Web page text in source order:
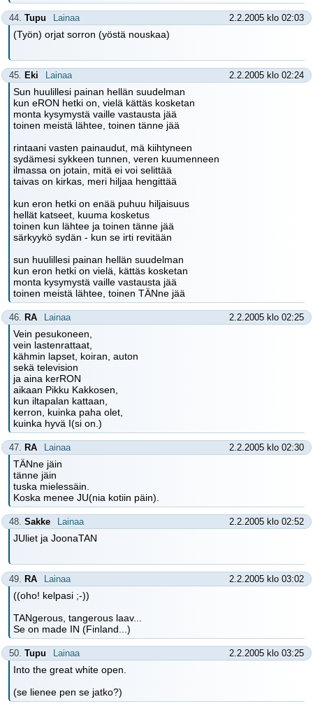
44. Tupu Lainaa 2.2.2005 klo 02:03
(Työn) orjat sorron (yöstä nouskaa)
45. Eki Lainaa 2.2.2005 klo 02:24
Sun huulillesi painan hellän suudelman
kun eRON hetki on, vielä kättäs kosketan
monta kysymystä vaille vastausta jää
toinen meistä lähtee, toinen tänne jää
rintaani vasten painaudut, mä kiihtyneen
sydämesi sykkeen tunnen, veren kuumenneen
ilmassa on jotain, mitä ei voi selittää
taivas on kirkas, meri hiljaa hengittää
kun eron hetki on enää puhuu hiljaisuus
hellät katseet, kuuma kosketus
toinen kun lähtee ja toinen tänne jää
särkyykö sydän - kun se irti revitään
sun huulillesi painan hellän suudelman
kun eron hetki on vielä, kättäs kosketan
monta kysymystä vaille vastausta jää
toinen meistä lähtee, toinen TÄNne jää
46. RA Lainaa 2.2.2005 klo 02:25
Vein pesukoneen,
vein lastenrattaat,
kähmin lapset, koiran, auton
sekä television
ja aina kerRON
aikaan Pikku Kakkosen,
kun iltapalan kattaan,
kerron, kuinka paha olet,
kuinka hyvä I(si on.)
47. RA Lainaa 2.2.2005 klo 02:30
TÄNne jäin
tänne jäin
tuska mielessäin.
Koska menee JU(nia kotiin päin).
48. Sakke Lainaa 2.2.2005 klo 02:52
JUliet ja JoonaTAN
49. RA Lainaa 2.2.2005 klo 03:02
((oho! kelpasi ;-))
TANgerous, tangerous laav...
Se on made IN (Finland...)
50. Tupu Lainaa 2.2.2005 klo 03:25
Into the great white open.
(se lienee pen se jatko?)